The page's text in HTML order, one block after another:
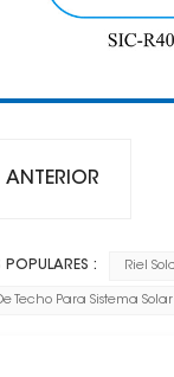
ANTERIOR
POPULARES : Riel
Techo Para Sistema Solar